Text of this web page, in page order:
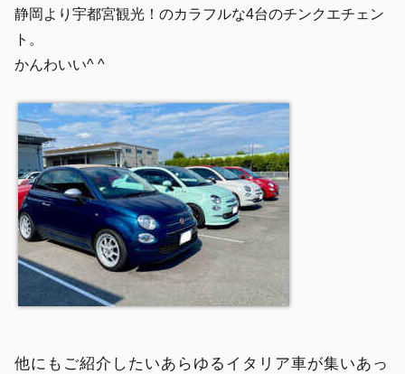
静岡より宇都宮観光！のカラフルな4台のチンクエチェン
ト。
かんわいい^ ^
他にもご紹介したいあらゆるイタリア車が集いあっ